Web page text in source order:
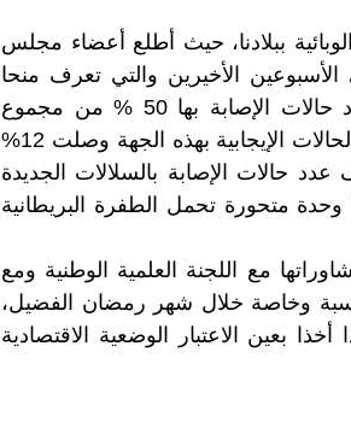
ببلادنا، حيث أطلع أعضاء مجلس
الأخيرين والتي تعرف منحا
تصاعديا خاصة بجهة الدار البيضاء سطات والتي يشكل عدد حالات الإصابة بها 50 % من مجموع
الحالات المسجلة حاليا على المستوى الوطني، كما أن نسبة الحالات الإيجابية بهذه الجهة وصلت 12%
إلى ذلك، عرف عدد حالات الإصابة بالسلالات الجديدة
لفيروس كورونا ارتفاعا ملحوظا حيث تم كشف أزيد من 73 وحدة متحورة تحمل الطفرة البريطانية
مع اللجنة العلمية الوطنية ومع
وخاصة خلال شهر رمضان الفضيل،
بعين الاعتبار الوضعية الاقتصادية